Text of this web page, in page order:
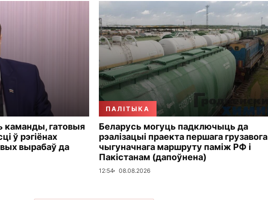
каманды, гатовыя
ў рэгіёнах
вырабаў да
ПАЛІТЫКА
Беларусь могуць падключыць да
рэалізацыі праекта першага грузавога
чыгуначнага маршруту паміж РФ і
Пакістанам (дапоўнена)
12:54 08.08.2026